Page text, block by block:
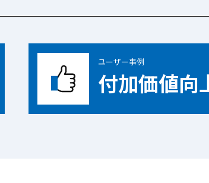
ユーザー事例
付加価値向